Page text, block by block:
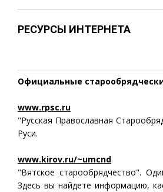
РЕСУРСЫ ИНТЕРНЕТА
Официальные
www.rpsc.ru
"Русская Православная
Руси.
www.kirov.ru/~umcnd
"Вятское старообрядчество".
Здесь вы найдете информацию,